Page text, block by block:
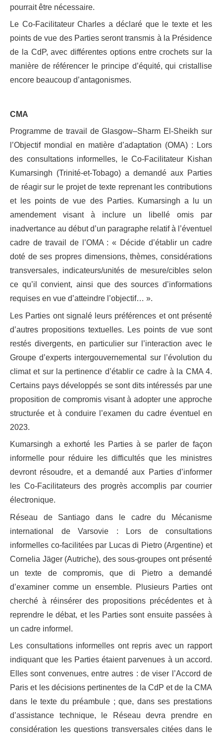
pourrait être nécessaire.
Le Co-Facilitateur Charles a déclaré que le texte et les
points de vue des Parties seront transmis à la Présidence
de la CdP, avec différentes options entre crochets sur la
manière de référencer le principe d’équité, qui cristallise
encore beaucoup d’antagonismes.
CMA
Programme de travail de Glasgow–Sharm El-Sheikh sur
l’Objectif mondial en matière d’adaptation (OMA) : Lors
des consultations informelles, le Co-Facilitateur Kishan
Kumarsingh (Trinité-et-Tobago) a demandé aux Parties
de réagir sur le projet de texte reprenant les contributions
et les points de vue des Parties. Kumarsingh a lu un
amendement visant à inclure un libellé omis par
inadvertance au début d’un paragraphe relatif à l’éventuel
cadre de travail de l’OMA : « Décide d’établir un cadre
doté de ses propres dimensions, thèmes, considérations
transversales, indicateurs/unités de mesure/cibles selon
ce qu’il convient, ainsi que des sources d’informations
requises en vue d’atteindre l’objectif… ».
Les Parties ont signalé leurs préférences et ont présenté
d’autres propositions textuelles. Les points de vue sont
restés divergents, en particulier sur l’interaction avec le
Groupe d’experts intergouvernemental sur l’évolution du
climat et sur la pertinence d’établir ce cadre à la CMA 4.
Certains pays développés se sont dits intéressés par une
proposition de compromis visant à adopter une approche
structurée et à conduire l’examen du cadre éventuel en
2023.
Kumarsingh a exhorté les Parties à se parler de façon
informelle pour réduire les difficultés que les ministres
devront résoudre, et a demandé aux Parties d’informer
les Co-Facilitateurs des progrès accomplis par courrier
électronique.
Réseau de Santiago dans le cadre du Mécanisme
international de Varsovie : Lors de consultations
informelles co-facilitées par Lucas di Pietro (Argentine) et
Cornelia Jäger (Autriche), des sous-groupes ont présenté
un texte de compromis, que di Pietro a demandé
d’examiner comme un ensemble. Plusieurs Parties ont
cherché à réinsérer des propositions précédentes et à
reprendre le débat, et les Parties sont ensuite passées à
un cadre informel.
Les consultations informelles ont repris avec un rapport
indiquant que les Parties étaient parvenues à un accord.
Elles sont convenues, entre autres : de viser l’Accord de
Paris et les décisions pertinentes de la CdP et de la CMA
dans le texte du préambule ; que, dans ses prestations
d’assistance technique, le Réseau devra prendre en
considération les questions transversales citées dans le